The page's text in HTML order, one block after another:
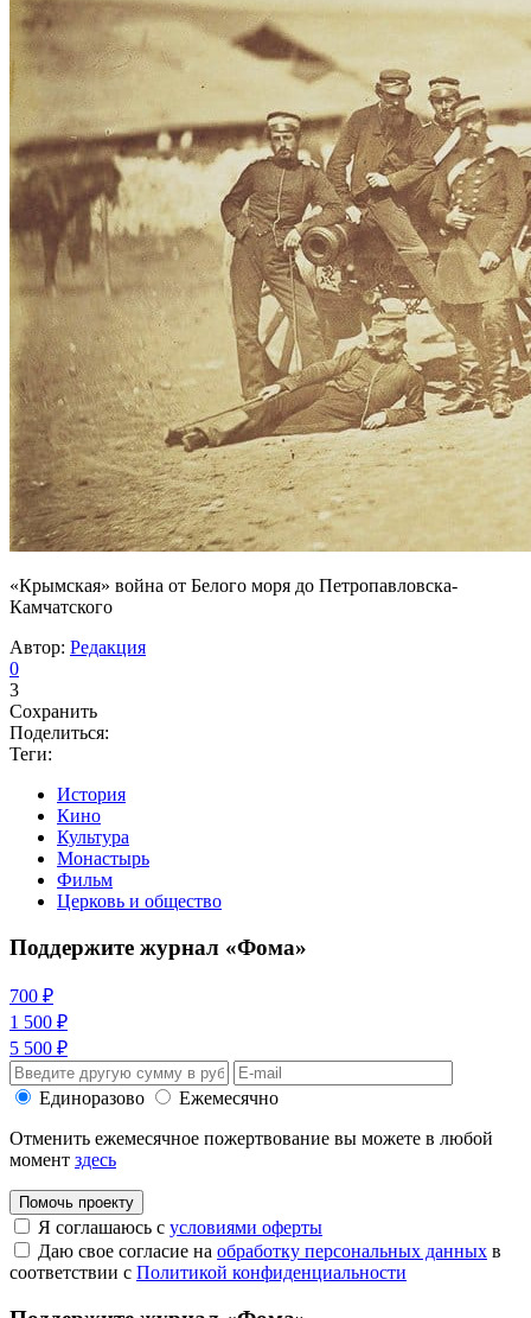
«Крымская» война от Белого моря до Петропавловска-
Камчатского
Автор: Редакция
0
3
Сохранить
Поделиться:
Теги:
История
Кино
Культура
Монастырь
Фильм
Церковь и общество
Поддержите журнал «Фома»
700 ₽
1 500 ₽
5 500 ₽
Единоразово
Ежемесячно
Отменить ежемесячное пожертвование вы можете в любой
момент здесь
Помочь проекту
Я соглашаюсь с условиями оферты
Даю свое согласие на обработку персональных данных в
соответствии с Политикой конфиденциальности